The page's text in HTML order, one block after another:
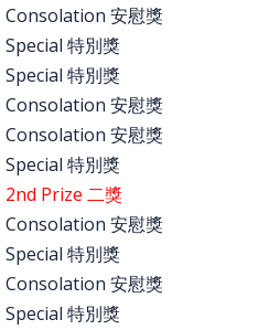
Consolation 安慰獎
Special 特別獎
Special 特別獎
Consolation 安慰獎
Consolation 安慰獎
Special 特別獎
2nd Prize 二獎
Consolation 安慰獎
Special 特別獎
Consolation 安慰獎
Special 特別獎